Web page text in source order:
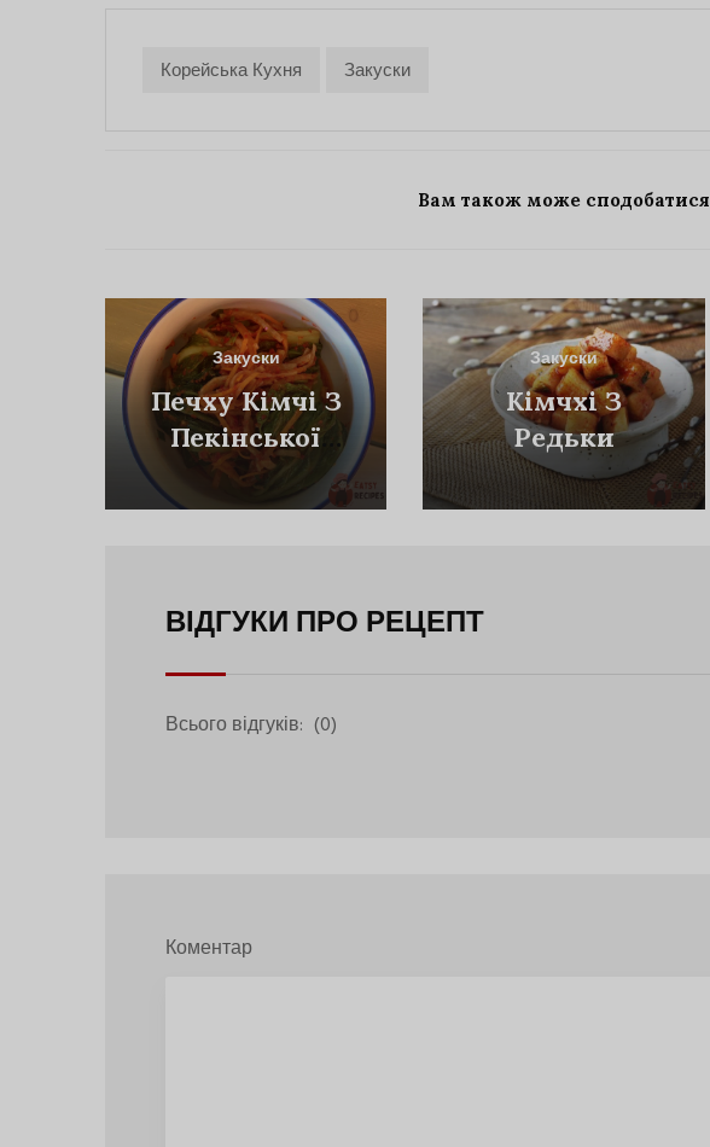
Корейська Кухня Закуски
Вам також може сподобатися
Закуски
Печху Кімчі З
Пекінської
Капусти
Закуски
Кімчхі З
Редьки
ВІДГУКИ ПРО РЕЦЕПТ
Всього відгуків: (0)
Коментар